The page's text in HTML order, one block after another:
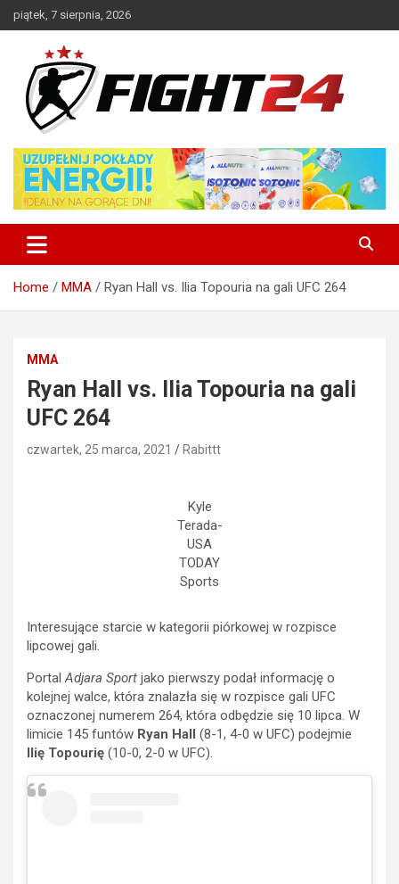
Skip
to
piątek, 7 sierpnia, 2026
FIGHT24.PL – MMA i K-1, UFC
Home MMA Ryan Hall vs. Ilia Topouria na gali UFC 264
MMA
Ryan Hall vs. Ilia Topouria na gali
UFC 264
czwartek, 25 marca, 2021 Rabittt
Kyle
Terada-
USA
TODAY
Sports
Interesujące starcie w kategorii piórkowej w rozpisce
lipcowej gali.
PortalAdjara Sport jako pierwszy podał informację o
kolejnej walce, która znalazła się w rozpisce gali UFC
oznaczonej numerem 264, która odbędzie się 10 lipca. W
limicie 145 funtów Ryan Hall (8-1, 4-0 w UFC) podejmie
Ilię Topourię (10-0, 2-0 w UFC).